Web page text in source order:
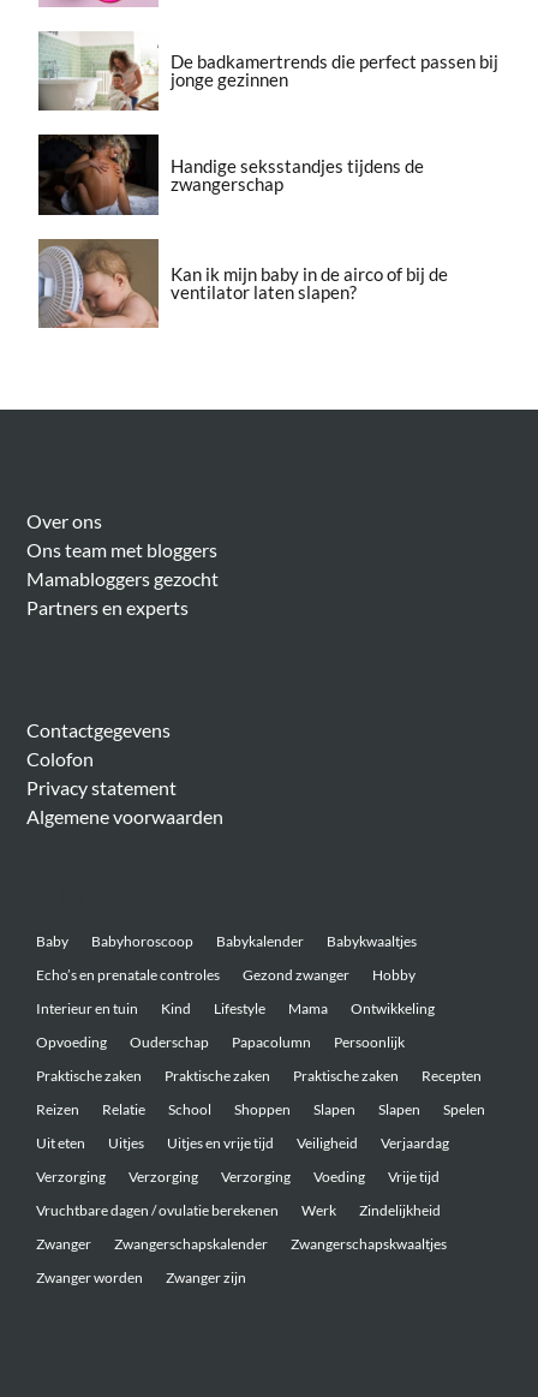
De badkamertrends die perfect passen bij
jonge gezinnen
Handige seksstandjes tijdens de
zwangerschap
Kan ik mijn baby in de airco of bij de
ventilator laten slapen?
Over ons
Ons team met bloggers
Mamabloggers gezocht
Partners en experts
Contactgegevens
Colofon
Privacy statement
Algemene voorwaarden
Baby Babyhoroscoop Babykalender
Babykwaaltjes
Echo’s en prenatale controles
Gezond zwanger
Hobby
Interieur en tuin
Kind Lifestyle Mama
Ontwikkeling
Opvoeding
Ouderschap Papacolumn
Persoonlijk
Praktische zaken
Praktische zaken Praktische zaken
Recepten
Reizen
Relatie School Shoppen Slapen Slapen
Spelen
Uit eten
Uitjes Uitjes en vrije tijd Veiligheid
Verjaardag
Verzorging
Verzorging Verzorging Voeding
Vrije tijd
Vruchtbare dagen / ovulatie berekenen
Werk
Zindelijkheid
Zwanger
Zwangerschapskalender
Zwangerschapskwaaltjes
Zwanger worden
Zwanger zijn